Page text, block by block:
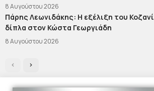
8 Αυγούστου 2026
Πάρης Λεωνιδάκης: Η εξέλιξη του
δίπλα στον Κώστα Γεωργιάδη
8 Αυγούστου 2026